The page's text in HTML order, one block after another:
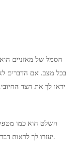
הסמל של מאזניים
בכל מצב. אם הדברים
יראו לך את הצד
השלט הוא כמו
יעזרו לך לראות דברים מנקודת מבט אחרת ולגרום ללחץ שלך להיעלם.